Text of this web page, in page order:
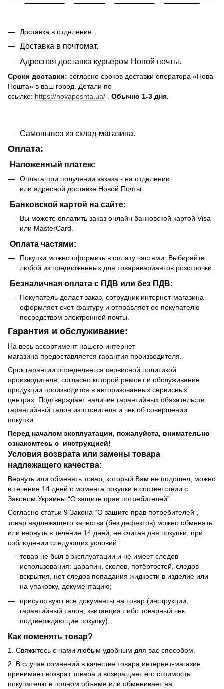
Доставка в отделение.
Доставка в почтомат.
Адресная доставка курьером Новой почты.
Сроки доставки: согласно сроков доставки оператора «Нова
Пошта» в ваш город. Детали по
ссылке: https://novaposhta.ua/ Обычно 1-3 дня.
Самовывоз из склад-магазина.
Оплата:
Наложенный платеж:
Оплата при получении заказа - на отделении
или адресной доставке Новой Почты.
Банковской картой на сайте:
Вы можете оплатить заказ онлайн банковской картой Visa
или MasterCard.
Оплата частями:
Покупки можно оформить в оплату частями. Выбирайте
любой из предложенных для товаравариантов розстрочки.
Безналичная оплата с ПДВ или без ПДВ:
Покупатель делает заказ, сотрудник интернет-магазина
оформляет счет-фактуру и отправляет ее покупателю
посредством электронной почты.
Гарантия и обслуживание:
На весь ассортимент нашего интернет
магазина предоставляется гарантия производителя.
Срок гарантии определяется сервисной политикой
производителя, согласно которой ремонт и обслуживание
продукции производится в авторизованных сервисных
центрах. Подтверждает наличие гарантийных обязательств
гарантийный талон изготовителя и чек об совершении
покупки.
Перед началом эксплуатации, пожалуйста, внимательно
ознакомтесь с инструкцией!
Условия возврата или замены товара
надлежащего качества:
Вернуть или обменять товар, который Вам не подошел, можно
в течение 14 дней с момента покупки в соответствии с
Законом Украины “О защите прав потребителей”.
Согласно статьи 9 Закона “О защите прав потребителей”,
товар надлежащего качества (без дефектов) можно обменять
или вернуть в течение 14 дней, не считая дня покупки, при
соблюдении следующих условий:
товар не был в эксплуатации и не имеет следов
использования: царапин, сколов, потёртостей, следов
вскрытия, нет следов попадания жидкости в изделие или
на упаковку, документацию;
присутствуют все документы на товар (инструкции,
гарантийный талон, квитанция либо товарный чек,
подтверждающие покупку).
Как поменять товар?
1. Свяжитесь с нами любым удобным для вас способом.
2. В случае сомнений в качестве товара интернет-магазин
принимает возврат товара и возвращает его стоимость
покупателю в полном объеме или обменивает на